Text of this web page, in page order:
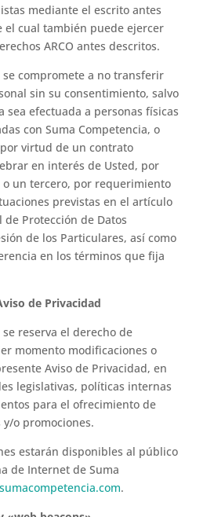
mediante el escrito antes
el cual también puede ejercer
ARCO antes descritos.
se compromete a no transferir
sin su consentimiento, salvo
sea efectuada a personas físicas
con Suma Competencia, o
virtud de un contrato
en interés de Usted, por
o un tercero, por requerimiento
previstas en el artículo
de Protección de Datos
de los Particulares, así como
en los términos que fija
de Privacidad
reserva el derecho de
momento modificaciones o
Aviso de Privacidad, en
legislativas, políticas internas
para el ofrecimiento de
o promociones.
estarán disponibles al público
de Internet de Suma
.